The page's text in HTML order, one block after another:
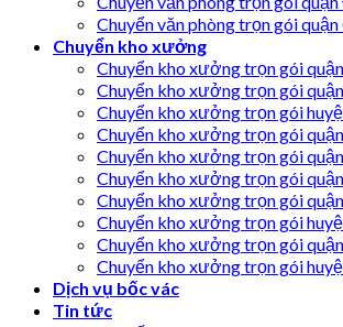
Chuyển văn phòng trọn gói
Chuyển kho xưởng
Chuyển kho xưởng trọn gói
Chuyển kho xưởng trọn gói
Chuyển kho xưởng trọn gói
Chuyển kho xưởng trọn gói
Chuyển kho xưởng trọn gói
Chuyển kho xưởng trọn gói
Chuyển kho xưởng trọn gói
Chuyển kho xưởng trọn gói
Chuyển kho xưởng trọn gói
Chuyển kho xưởng trọn gói
Dịch vụ bốc vác
Tin tức